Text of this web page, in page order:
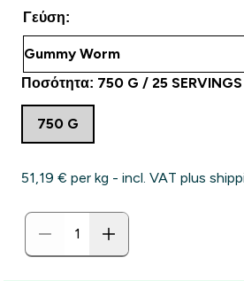
Γεύση:
Ποσότητα: 750 G / 25 SERVINGS
750 G
51,19 €‎ per kg - incl. VAT plus